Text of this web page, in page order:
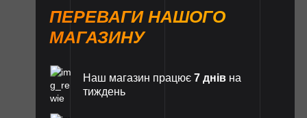
ПЕРЕВАГИ НАШОГО
МАГАЗИНУ
Наш магазин працює 7 днів на
тиждень